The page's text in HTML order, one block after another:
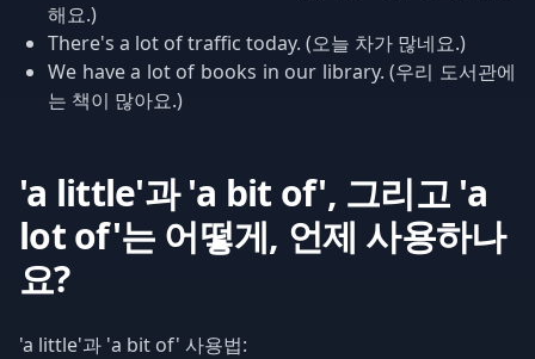
해요.)
There's a lot of traffic today. (오늘 차가 많네요.)
We have a lot of books in our library. (우리 도서관에
는 책이 많아요.)
'a little'과 'a bit of', 그리고 'a
lot of'는 어떻게, 언제 사용하나
요?
'a little'과 'a bit of' 사용법: